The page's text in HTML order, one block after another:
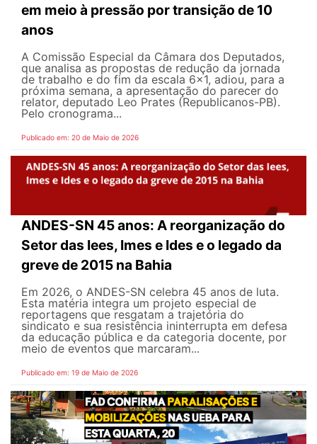
em meio à pressão por transição de 10
anos
A Comissão Especial da Câmara dos Deputados,
que analisa as propostas de redução da jornada
de trabalho e do fim da escala 6x1, adiou, para a
próxima semana, a apresentação do parecer do
relator, deputado Leo Prates (Republicanos-PB).
Pelo cronograma...
Publicado em: 20 de Maio de 2026
ANDES-SN 45 anos: A reorganização do
Setor das Iees, Imes e Ides e o legado da
greve de 2015 na Bahia
Em 2026, o ANDES-SN celebra 45 anos de luta.
Esta matéria integra um projeto especial de
reportagens que resgatam a trajetória do
sindicato e sua resistência ininterrupta em defesa
da educação pública e da categoria docente, por
meio de eventos que marcaram...
Publicado em: 19 de Maio de 2026